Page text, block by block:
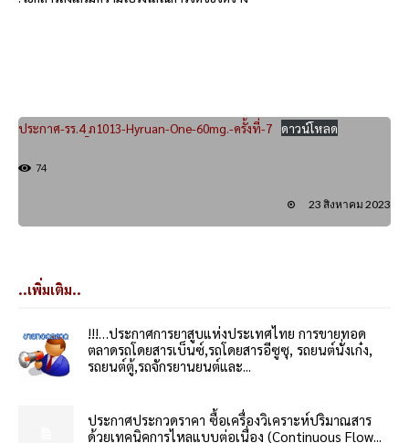
ประกาศ-รร.4_ภ1013-Hyruan-One-60mg.-ครั้งที่-7 ดาวน์โหลด
74
23 สิงหาคม 2023
..เพิ่มเติม..
!!!…ประกาศการยาสูบแห่งประเทศไทย การขายทอด
ตลาดรถโดยสารเบ็นซ์,รถโดยสารอีซูซุ, รถยนต์นั่งเก๋ง,
รถยนต์ตู้,รถจักรยานยนต์และ...
ประกาศประกวดราคา ซื้อเครื่องวิเคราะห์ปริมาณสาร
ด้วยเทคนิคการไหลแบบต่อเนื่อง (Continuous Flow...